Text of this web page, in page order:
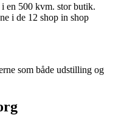
i en 500 kvm. stor butik.
i de 12 shop in shop
som både udstilling og